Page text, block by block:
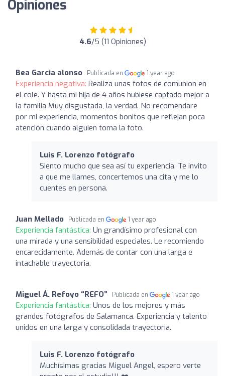
Opiniones
4.6/5 (11 Opiniones)
Bea Garcia alonso Publicada en 1 year ago
Experiencia negativa: Realiza unas fotos de comunion en
el cole. Y hasta mi hija de 4 años hubiese captado mejor a
la familia Muy disgustada, la verdad. No recomendare
por mi experiencia, momentos bonitos que reflejan poca
atención cuando alguien toma la foto.
Luis F. Lorenzo fotógrafo
Siento mucho que sea así tu experiencia. Te invito
a que me llames, concertemos una cita y me lo
cuentes en persona.
Juan Mellado Publicada en 1 year ago
Experiencia fantástica: Un grandísimo profesional con
una mirada y una sensibilidad especiales. Le recomiendo
encarecidamente. Además de contar con una larga e
intachable trayectoria.
Miguel Á. Refoyo “REFO” Publicada en 1 year ago
Experiencia fantástica: Unos de los mejores y más
grandes fotógrafos de Salamanca. Experiencia y talento
unidos en una larga y consolidada trayectoria.
Luis F. Lorenzo fotógrafo
Muchísimas gracias Miguel Angel, espero verte